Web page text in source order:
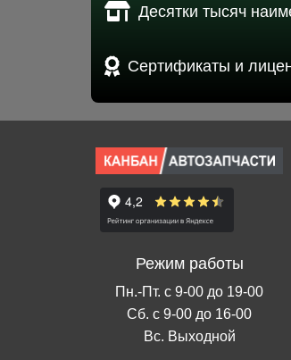
Десятки тысяч
Сертификаты и
Режим работы
Пн.-Пт. с 9-00 до 19-00
Сб. с 9-00 до 16-00
Вс. Выходной